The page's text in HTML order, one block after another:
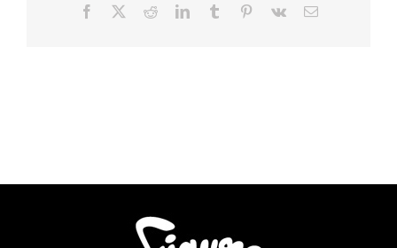
Facebook RedditLinkedInTumblr Pinterest
Vk Email